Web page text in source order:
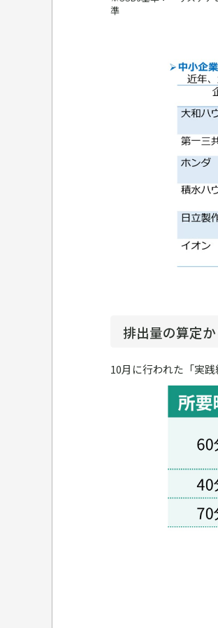
準
排出量の算定
10月に行われた「実